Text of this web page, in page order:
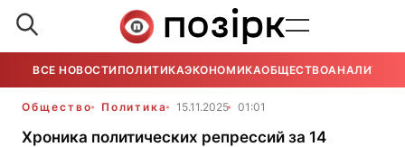
ВСЕ НОВОСТИ ПОЛИТИКАЭКОНОМИКАОБЩЕСТВОАНАЛИТИКА
Общество Политика 15.11.2025 01:01
Хроника политических репрессий за 14